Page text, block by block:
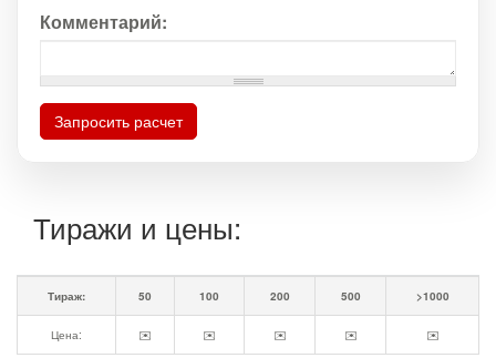
Комментарий:
Запросить расчет
Тиражи и цены:
Тираж: 50 100 200 500 >1000
Цена: ✉️ ✉️ ✉️ ✉️ ✉️